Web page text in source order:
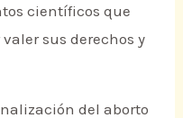
científicos que
sus derechos y
del aborto